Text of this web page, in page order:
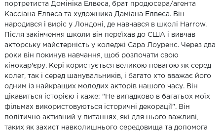
портретиста Домініка Елвеса, брат продюсера/агента
Кассіана Елвеса та художника Даміана Елвеса. Він
народився і виріс у Лондоні, де навчався в школі Harrow.
Після закінчення школи він переїхав до США і вивчав
акторську майстерність у коледжі Сара Лоуренс. Через два
роки він покинув навчання, щоб розпочати свою
кінокар'єру. Кері користується великою повагою як серед
колег, так і серед шанувальників, і багато хто вважає його
одним із найкращих молодих акторів нашого часу. Він
цікавиться історією і каже: "Не випадково в багатьох моїх
фільмах використовуються історичні декорації". Він
політично активний у питаннях, які для нього важливі,
таких як захист навколишнього середовища та допомога